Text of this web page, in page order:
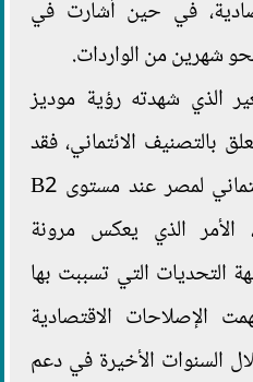
في حين أشارت في
الذي شهدته رؤية موديز
بالتصنيف الائتماني، فقد
ثبتت الوكالة التصنيف الائتماني لمصر عند مستوى B2
الأمر الذي يعكس مرونة
التحديات التي تسببت بها
الإصلاحات الاقتصادية
السنوات الأخيرة في دعم